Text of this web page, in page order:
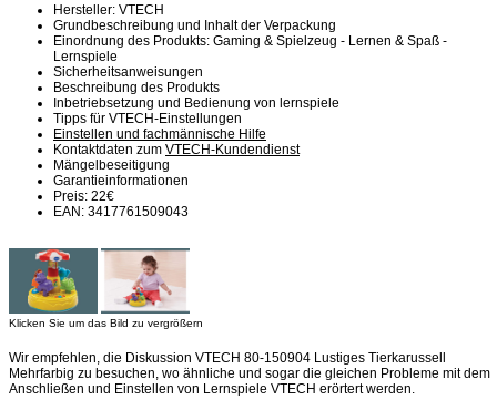
Hersteller: VTECH
Grundbeschreibung und Inhalt der Verpackung
Einordnung des Produkts: Gaming & Spielzeug - Lernen & Spaß -
Lernspiele
Sicherheitsanweisungen
Beschreibung des Produkts
Inbetriebsetzung und Bedienung von lernspiele
Tipps für VTECH-Einstellungen
Einstellen und fachmännische Hilfe
Kontaktdaten zum VTECH-Kundendienst
Mängelbeseitigung
Garantieinformationen
Preis: 22€
EAN: 3417761509043
Klicken Sie um das Bild zu vergrößern
Wir empfehlen, die Diskussion VTECH 80-150904 Lustiges Tierkarussell
Mehrfarbig zu besuchen, wo ähnliche und sogar die gleichen Probleme mit dem
Anschließen und Einstellen von Lernspiele VTECH erörtert werden.